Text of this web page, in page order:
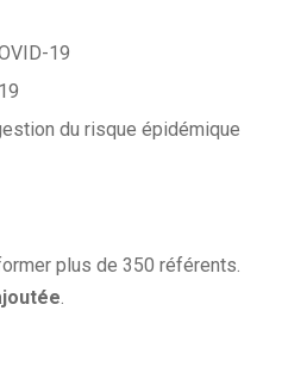
19
du risque épidémique
plus de 350 référents.